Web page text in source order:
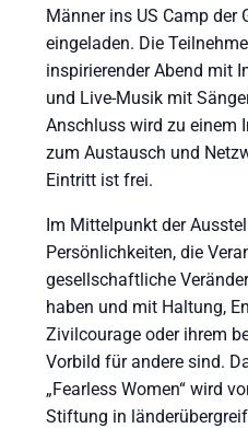
Männer ins US Camp der
eingeladen. Die
inspirierender Abend mit
und Live-Musik mit
Anschluss wird zu einem
zum Austausch und
Eintritt ist frei.
Im Mittelpunkt der
Persönlichkeiten, die
gesellschaftliche
haben und mit Haltung,
Zivilcourage oder ihrem
Vorbild für andere sind.
„Fearless Women“ wird
Stiftung in